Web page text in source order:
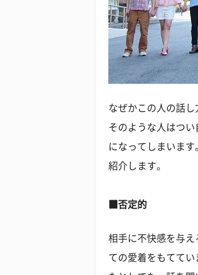
なぜかこの人の話
そのような人はつ
になってしまいま
紹介します。
■否定的
相手に不快感を与
ての愛着をもてて